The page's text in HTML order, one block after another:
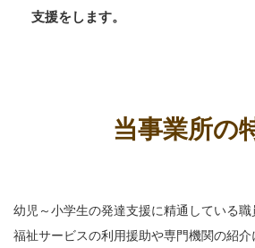
支援をします。
当事業所の
幼児～小学生の発達支援に精通している職
福祉サービスの利用援助や専門機関の紹介